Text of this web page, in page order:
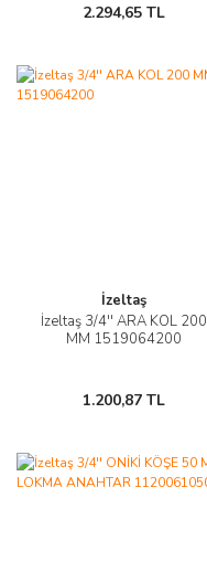
2.294,65 TL
İzeltaş
İzeltaş 3/4'' ARA KOL 200
MM 1519064200
1.200,87 TL